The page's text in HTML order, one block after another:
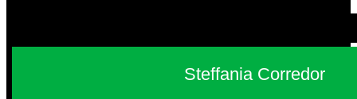
Steffania Corredor